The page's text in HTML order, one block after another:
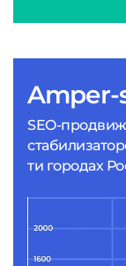
Amper-
SEO-
ти городах